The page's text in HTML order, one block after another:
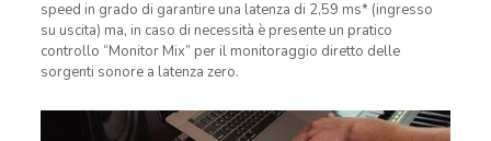
speed in grado di garantire una latenza di 2,59 ms* (ingresso
su uscita) ma, in caso di necessità è presente un pratico
controllo “Monitor Mix” per il monitoraggio diretto delle
sorgenti sonore a latenza zero.